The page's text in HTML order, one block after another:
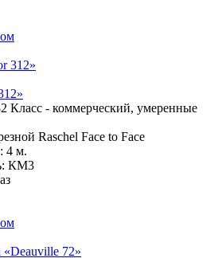
Класс - коммерческий, умеренные
Raschel Face to Face
4 м.
КМ3